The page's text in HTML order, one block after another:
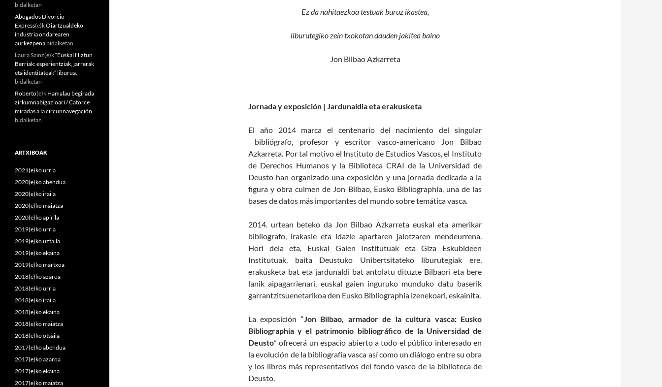
Ez da nahitaezkoa testuak buruz ikastea,
liburutegiko zein txokotan dauden jakitea baino
Jon Bilbao Azkarreta
Jornada y exposición | Jardunaldia eta erakusketa
El año 2014 marca el centenario del nacimiento del singular
bibliógrafo, profesor y escritor vasco-americano Jon Bilbao
Azkarreta. Por tal motivo el Instituto de Estudios Vascos, el Instituto
de Derechos Humanos y la Biblioteca CRAI de la Universidad de
Deusto han organizado una exposición y una jornada dedicada a la
figura y obra culmen de Jon Bilbao, Eusko Bibliographia, una de las
bases de datos más importantes del mundo sobre temática vasca.
2014. urtean beteko da Jon Bilbao Azkarreta euskal eta amerikar
bibliografo, irakasle eta idazle apartaren jaiotzaren mendeurrena.
Hori dela eta, Euskal Gaien Institutuak eta Giza Eskubideen
Institutuak, baita Deustuko Unibertsitateko liburutegiak ere,
erakusketa bat eta jardunaldi bat antolatu dituzte Bilbaori eta bere
lanik aipagarrienari, euskal gaien inguruko munduko datu baserik
garrantzitsuenetarikoa den Eusko Bibliographia izenekoari, eskainita.
La exposición “Jon Bilbao, armador de la cultura vasca: Eusko
Bibliographia y el patrimonio bibliográfico de la Universidad de
Deusto” ofrecerá un espacio abierto a todo el público interesado en
la evolución de la bibliografía vasca así como un diálogo entre su obra
y los libros más representativos del fondo vasco de la biblioteca de
Deusto.
bidalketan
Abogados Divorcio
Express(e)kOiartzualdeko
industria ondarearen
aurkezpena bidalketan
Laura Sainz(e)k“Euskal Hiztun
Berriak: esperientziak, jarrerak
eta identitateak” liburua.
bidalketan
Roberto(e)k Hamalau begirada
zirkumnabigazioari / Catorce
miradas a la circunnavegación
bidalketan
ARTXIBOAK
2021(e)ko urria
2020(e)ko abendua
2020(e)ko iraila
2020(e)ko maiatza
2020(e)ko apirila
2019(e)ko urria
2019(e)ko uztaila
2019(e)ko ekaina
2019(e)ko martxoa
2018(e)ko azaroa
2018(e)ko urria
2018(e)ko iraila
2018(e)ko ekaina
2018(e)ko maiatza
2018(e)ko otsaila
2017(e)ko abendua
2017(e)ko azaroa
2017(e)ko ekaina
2017(e)ko maiatza